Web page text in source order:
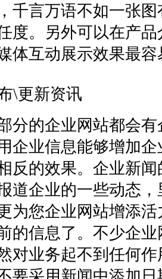
千言万语不如一张
度。另外可以在产
体互动展示效果最
\更新资讯
的企业网站都会有
企业信息能够增加
反的效果。企业新
道企业的一些动态
为您企业网站增添
的信息了。不少企
对业务起不到任何